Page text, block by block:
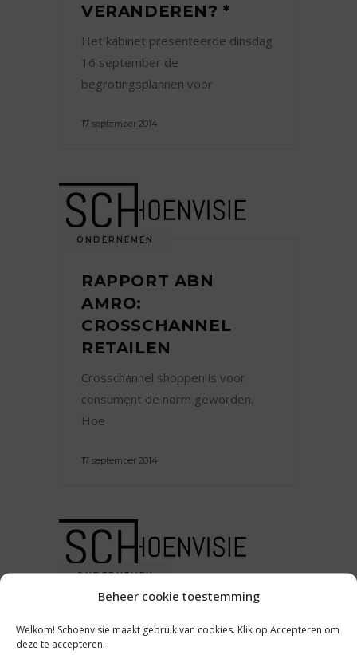
Beheer cookie toestemming
Welkom! Schoenvisie maakt gebruik van cookies. Klik op Accepteren om
deze te accepteren.
VERANDEREN? *
Het kabinet presenteerde dinsdag
16 september de
begrotingsplannen voor
17 september 2014
ONDERNEMEN
RAPPORT ABN
AMRO:
CROSSCHANNEL
RETAILEN
Crosschannel shoppen is voor
consument de norm geworden.
Hoe
17 september 2014
ONDERNEMEN
WILLEN HUURRECHT